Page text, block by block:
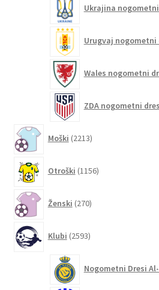
Ukrajina nogometni
Urugvaj nogometni
Wales nogometni
ZDA nogometni
Moški 2213izdelkov
Otroški 1156izdelkov
Ženski 270izdelkov
Klubi 2593izdelkov
Nogometni Dresi